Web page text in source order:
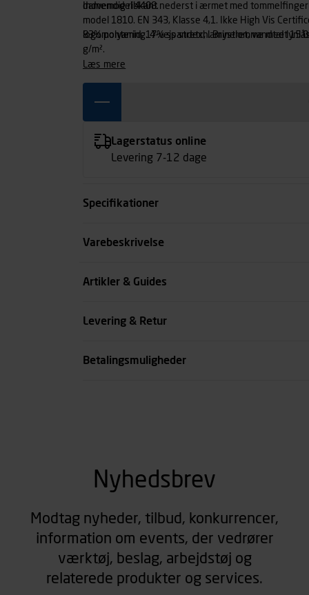
damemodel 4408.
Indvendig ribkant nederst i ærmet med
model 1810. EN 343, Klasse 4,1. Ikke High Vis
logomontering. 4-vejs stretch. Brystlomme med
83% polyamid, 17% spandex, lamineret, vandtæt 15.000 mm, vindtæt, åndbarhed Ret 11,3, stretch, 170
g/m².
læs mere
Lagerstatus online
Levering 7-12 dage
Specifikationer
Størrelse
Varebeskrivelse
Artikler & Guides
Levering & Retur
Betalingsmuligheder
Nyhedsbrev
Modtag nyheder, tilbud, konkurrencer,
information om events, der vedrører
værktøj, beslag, arbejdstøj og
relaterede produkter og services.